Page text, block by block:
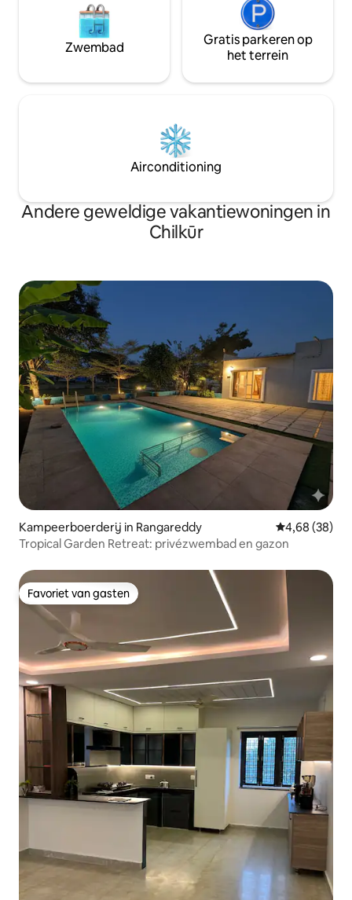
Zwembad
Gratis parkeren op
het terrein
Airconditioning
Andere geweldige vakantiewoningen in
Chilkūr
Kampeerboerderij in Rangareddy Gemiddelde
4,68 (38)
Tropical Garden Retreat: privézwembad en gazon
Favoriet van gasten
Favoriet van gasten